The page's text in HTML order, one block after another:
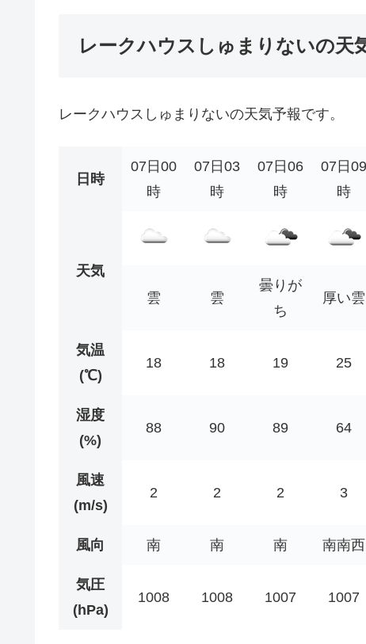
レークハウスしゅまりないの天
レークハウスしゅまりないの天気予報です。
日時
07日00
時
07日03
時
07日06
時
07日09
時
天気
雲
雲
曇りが
ち
厚い雲
気温
(℃)
18 18 19 25
湿度
(%)
88 90 89 64
風速
(m/s)
2 2 2 3
風向 南 南 南 南南西
気圧
(hPa)
1008 1008 1007 1007